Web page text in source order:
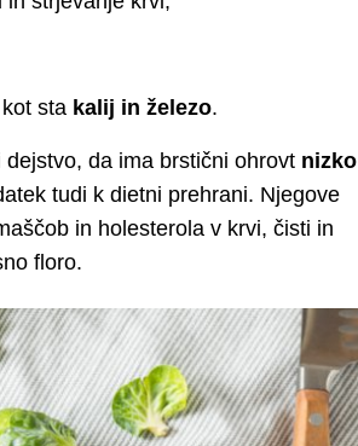
sta kalij in železo.
da ima brstični ohrovt nizko
tudi k dietni prehrani. Njegove
in holesterola v krvi, čisti in
floro.